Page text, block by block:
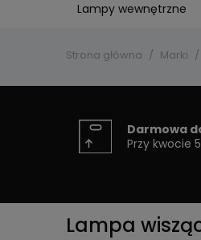
Lampy wewnętrzne
Strona główna Marki
Darmowa
Przy kwocie
Lampa